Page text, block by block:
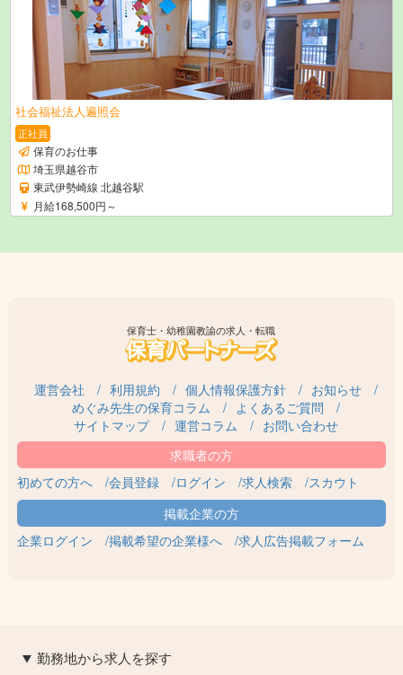
社会福祉法人遍照会
正社員
保育のお仕事
埼玉県越谷市
東武伊勢崎線 北越谷駅
月給168,500円～
保育士・幼稚園教諭の求人・転職
運営会社 利用規約 個人情報保護方針
お知らせ
めぐみ先生の保育コラム
よくあるご質問
サイトマップ
運営コラム お問い合わせ
初めての方へ 会員登録 ログイン 求人検索 スカウト
企業ログイン 掲載希望の企業様へ 求人広告掲載フォーム
勤務地から求人を探す